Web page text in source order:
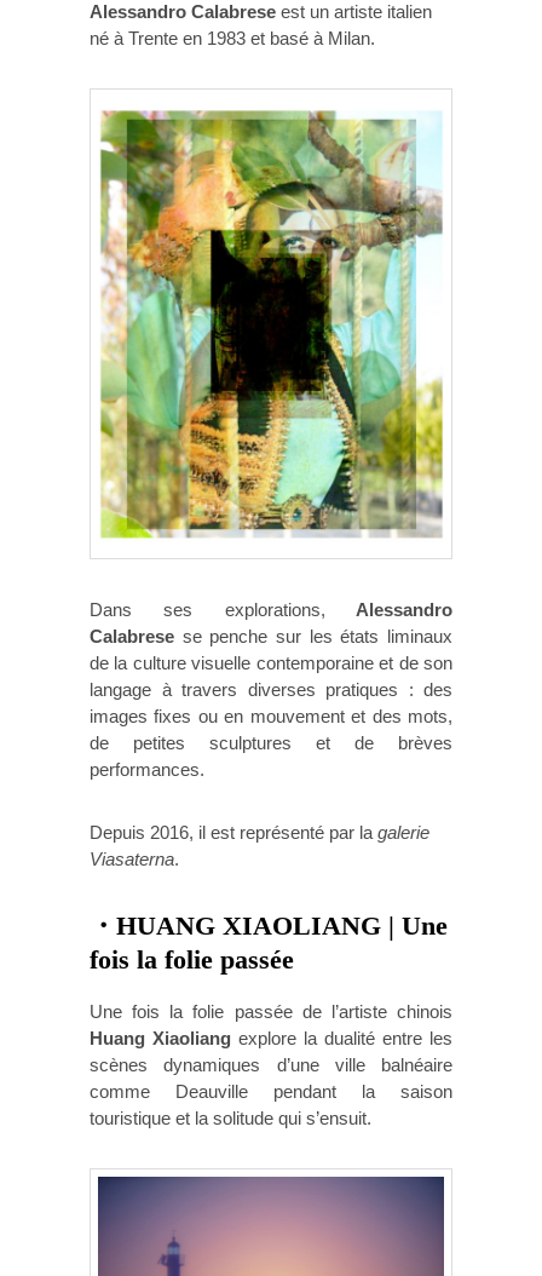
Alessandro Calabrese est un artiste italien
né à Trente en 1983 et basé à Milan.
Dans ses explorations, Alessandro
Calabrese se penche sur les états liminaux
de la culture visuelle contemporaine et de son
langage à travers diverses pratiques : des
images fixes ou en mouvement et des mots,
de petites sculptures et de brèves
performances.
Depuis 2016, il est représenté par la galerie
Viasaterna.
・HUANG XIAOLIANG | Une
fois la folie passée
Une fois la folie passée de l’artiste chinois
Huang Xiaoliang explore la dualité entre les
scènes dynamiques d’une ville balnéaire
comme Deauville pendant la saison
touristique et la solitude qui s’ensuit.